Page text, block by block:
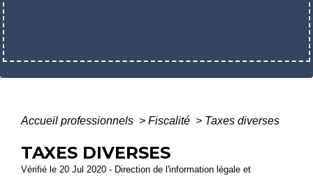
Accueil professionnels > Fiscalité > Taxes diverses
TAXES DIVERSES
Vérifié le 20 Jul 2020 - Direction de l'information légale et